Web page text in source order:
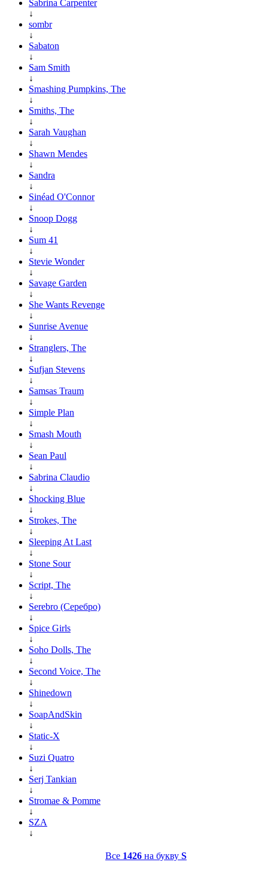
Sabrina Carpenter
↓
sombr
↓
Sabaton
↓
Sam Smith
↓
Smashing Pumpkins, The
↓
Smiths, The
↓
Sarah Vaughan
↓
Shawn Mendes
↓
Sandra
↓
Sinéad O'Connor
↓
Snoop Dogg
↓
Sum 41
↓
Stevie Wonder
↓
Savage Garden
↓
She Wants Revenge
↓
Sunrise Avenue
↓
Stranglers, The
↓
Sufjan Stevens
↓
Samsas Traum
↓
Simple Plan
↓
Smash Mouth
↓
Sean Paul
↓
Sabrina Claudio
↓
Shocking Blue
↓
Strokes, The
↓
Sleeping At Last
↓
Stone Sour
↓
Script, The
↓
Serebro (Серебро)
↓
Spice Girls
↓
Soho Dolls, The
↓
Second Voice, The
↓
Shinedown
↓
SoapAndSkin
↓
Static-X
↓
Suzi Quatro
↓
Serj Tankian
↓
Stromae & Pomme
↓
SZA
↓
Все 1426 на букву S